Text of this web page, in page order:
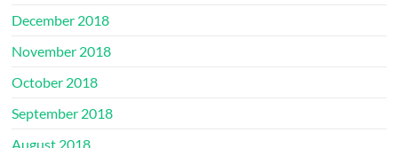
December 2018
November 2018
October 2018
September 2018
August 2018